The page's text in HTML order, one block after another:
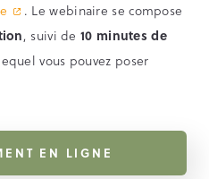
. Le webinaire se compose
, suivi de 10 minutes de
vous pouvez poser
EN LIGNE